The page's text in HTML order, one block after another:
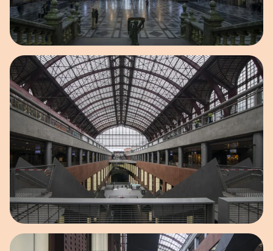
Open afbeelding in popup
Open afbeelding in popup